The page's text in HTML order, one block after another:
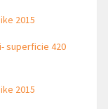
2015
superficie 420
2015